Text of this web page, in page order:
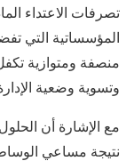
تصرفات الاعتداء
المؤسساتية التي
منصفة ومتوازية
وتسوية وضعية
مع الإشارة أن
نتيجة مساعي